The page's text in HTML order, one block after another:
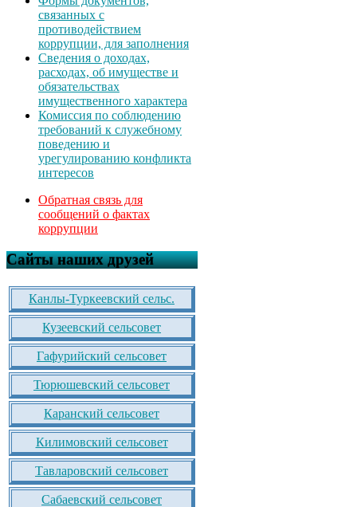
связанных с
противодействием
коррупции, для заполнения
Сведения о доходах,
расходах, об имуществе и
обязательствах
имущественного характера
Комиссия по соблюдению
требований к служебному
поведению и
урегулированию конфликта
интересов
Обратная связь для
сообщений о фактах
коррупции
Сайты наших друзей
Канлы-Туркеевский сельс.
Кузеевский сельсовет
Гафурийский сельсовет
Тюрюшевский сельсовет
Каранский сельсовет
Килимовский сельсовет
Тавларовский сельсовет
Сабаевский сельсовет